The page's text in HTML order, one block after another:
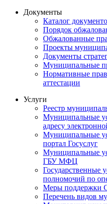
Документы
Каталог
Порядок
Обжалованные
Проекты
Документы
Муниципальные
Нормативные
аттестации
Услуги
Реестр
Муниципальные
адресу
Муниципальные
портал Госуслуг
Муниципальные
ГБУ МФЦ
Государственные
полномочий по
Меры поддержки
Перечень видов